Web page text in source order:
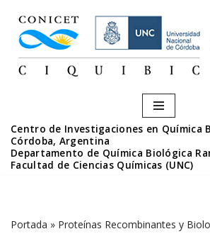
Saltar
contenido
Centro de Investigaciones en Química
Córdoba, Argentina
Departamento de Química Biológica
Facultad de Ciencias Químicas (UNC)
Portada » Proteínas Recombinantes y